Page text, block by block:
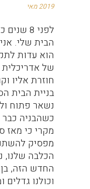
2019 מאי
לפני 8 שנים כתבתי
הבית שלי.
הוא עדות
של
חוזרת אליו
בניית הבית
נשאר פתוח
כשהבניה
מקרי כי מאז
מפסיק
הכלבה שלנו,
החדש הזה, בן
וכולנו